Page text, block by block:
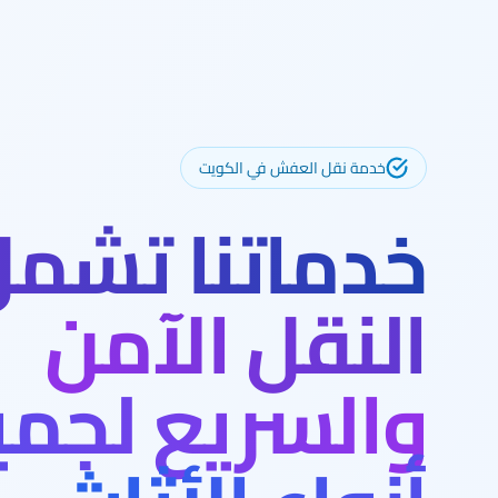
خدمة نقل العفش في الكويت
خدماتنا
النقل الآمن
والسريع